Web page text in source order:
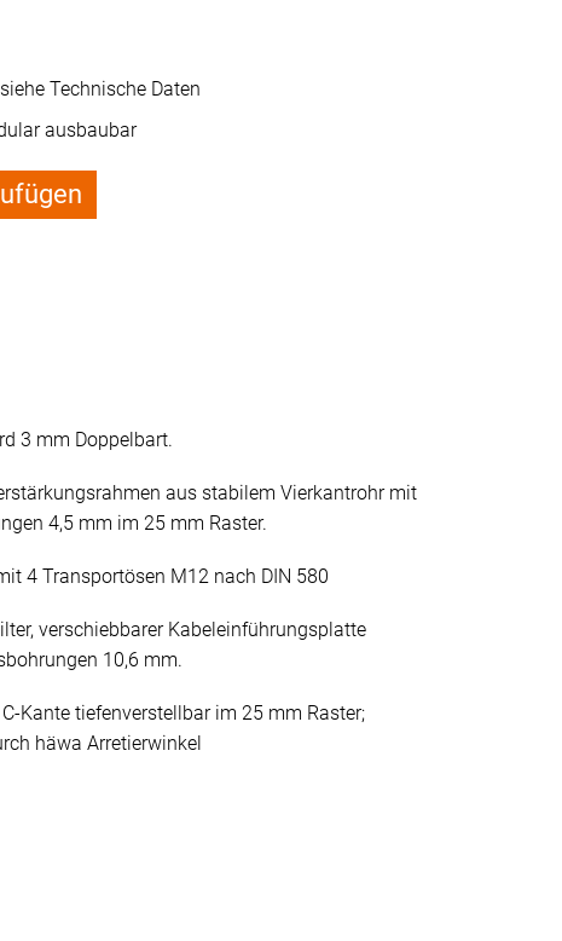
Technische Daten
ausbaubar
3 mm Doppelbart.
aus stabilem Vierkantrohr mit
4,5 mm im 25 mm Raster.
4 Transportösen M12 nach DIN 580
verschiebbarer Kabeleinführungsplatte
10,6 mm.
Kante tiefenverstellbar im 25 mm Raster;
häwa Arretierwinkel